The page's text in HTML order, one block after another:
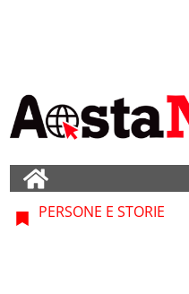
PERSONE E STORIE